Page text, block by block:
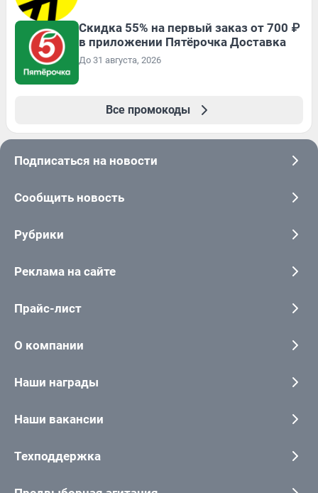
Скидка 55% на первый заказ от 700 ₽
в приложении Пятёрочка Доставка
До 31 августа, 2026
Все промокоды
Подписаться на новости
Сообщить новость
Рубрики
Реклама на сайте
Прайс-лист
О компании
Наши награды
Наши вакансии
Техподдержка